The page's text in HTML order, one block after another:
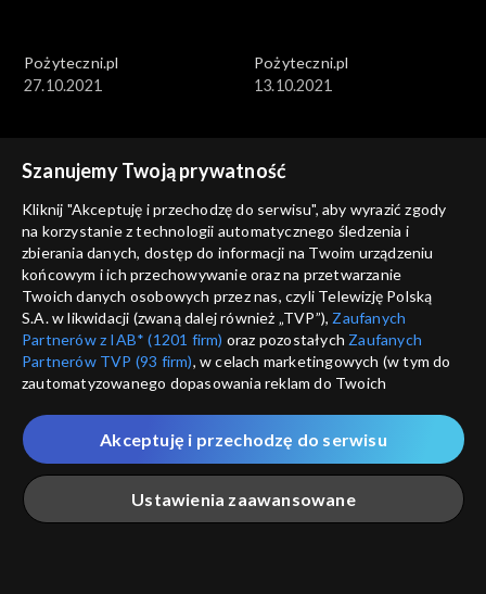
Pożyteczni.pl
27.10.2021
Pożyteczni.pl
13.10.2021
Pożyteczni.pl
06.10.2021
Pożyteczni.pl
29.09.2021
Pożyteczni.pl
22.09.2021
Pożyteczni.pl
08.09.2021
Szanujemy Twoją prywatność
Kliknij "Akceptuję i przechodzę do serwisu", aby wyrazić zgody
na korzystanie z technologii automatycznego śledzenia i
zbierania danych, dostęp do informacji na Twoim urządzeniu
końcowym i ich przechowywanie oraz na przetwarzanie
Twoich danych osobowych przez nas, czyli Telewizję Polską
S.A. w likwidacji (zwaną dalej również „TVP”), Zaufanych
Partnerów z IAB* (1201 firm) oraz pozostałych Zaufanych
Partnerów TVP (93 firm), w celach marketingowych (w tym do
zautomatyzowanego dopasowania reklam do Twoich
które wskazujemy poniżej, a także zgody na udostępnianie
przez nas identyfikatora PPID do Google.
Twoje dane osobowe zbierane podczas odwiedzania przez
Ciebie naszych
poszczególnych serwisówzwanych dalej
„Portalem”, w tym informacje zapisywane za pomocą
Ustawienia zaawansowane
Akceptuję i przechodzę do serwisu